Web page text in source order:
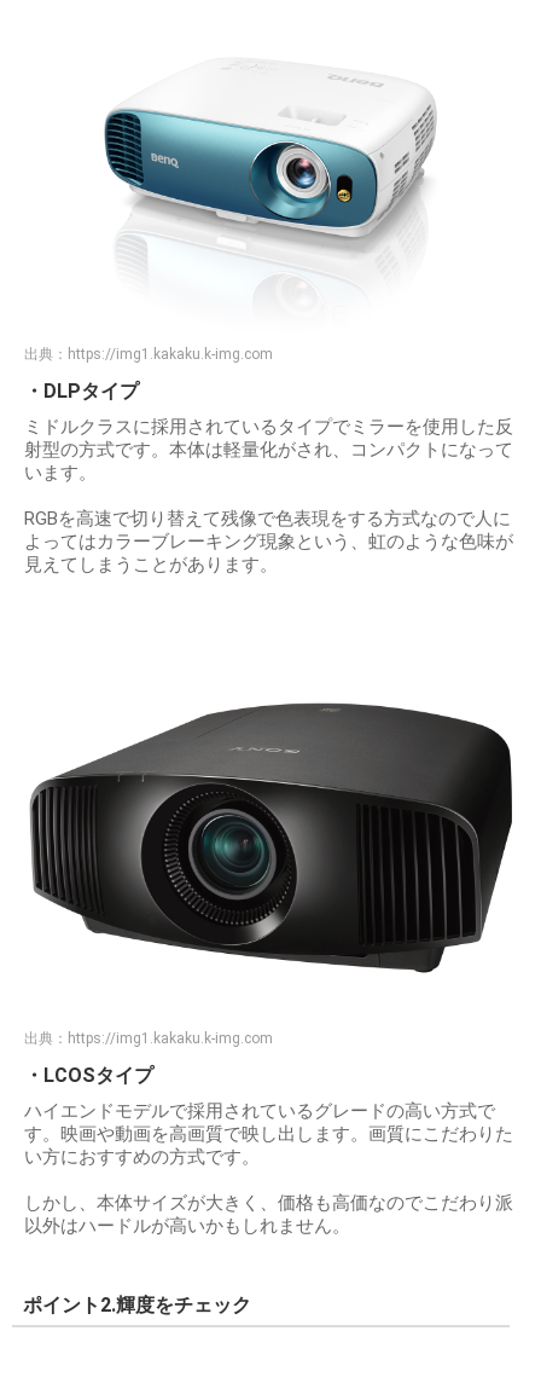
出典： https://img1.kakaku.k-img.com
・DLPタイプ
ミドルクラスに採用されているタイプでミラーを使用した反
射型の方式です。本体は軽量化がされ、コンパクトになって
います。
RGBを高速で切り替えて残像で色表現をする方式なので人に
よってはカラーブレーキング現象という、虹のような色味が
見えてしまうことがあります。
出典： https://img1.kakaku.k-img.com
・LCOSタイプ
ハイエンドモデルで採用されているグレードの高い方式で
す。映画や動画を高画質で映し出します。画質にこだわりた
い方におすすめの方式です。
しかし、本体サイズが大きく、価格も高価なのでこだわり派
以外はハードルが高いかもしれません。
ポイント2.輝度をチェック